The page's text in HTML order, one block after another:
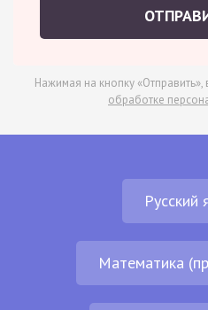
Нажимая на кнопку
обработке
Русский
Математика